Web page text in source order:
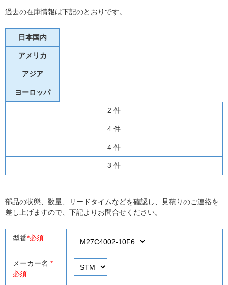
過去の在庫情報は下記のとおりです。
日本国内
アメリカ
アジア
ヨーロッパ
2 件
4 件
4 件
3 件
部品の状態、数量、リードタイムなどを確認し、見積りのご連絡を
差し上げますので、下記よりお問合せください。
型番*必須
メーカー名 *
必須